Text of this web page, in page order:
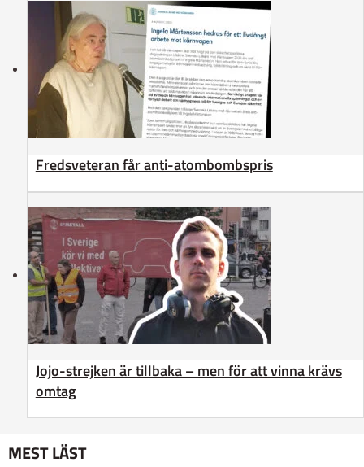
Fredsveteran får anti-atombombspris
Jojo-strejken är tillbaka – men för att vinna krävs
omtag
MEST LÄST